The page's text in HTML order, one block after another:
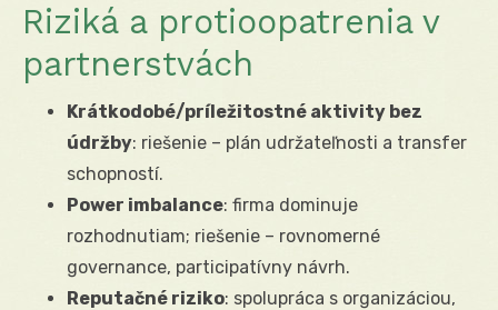
Riziká a protioopatrenia v
partnerstvách
Krátkodobé/príležitostné aktivity bez
údržby: riešenie – plán udržateľnosti a transfer
schopností.
Power imbalance: firma dominuje
rozhodnutiam; riešenie – rovnomerné
governance, participatívny návrh.
Reputačné riziko: spolupráca s organizáciou,